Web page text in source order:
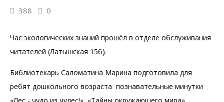
388 0
Час экологических знаний прошёл в отделе обслуживания
читателей (Латышская 15б).
Библиотекарь Саломатина Марина подготовила для
ребят дошкольного возраста познавательные минутки